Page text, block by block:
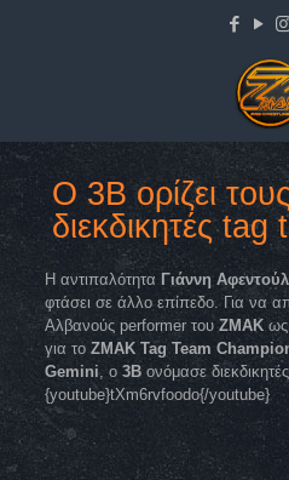
O 3B ορίζει
διεκδικητές tag
Η αντιπαλότητα Γιάννη
φτάσει σε άλλο επίπεδο. Για να
Αλβανούς performer του ΖΜΑΚως
για το ZMAK Tag Team
Gemini, ο 3Βονόμασε
{youtube}tXm6rvfoodo{/youtube}